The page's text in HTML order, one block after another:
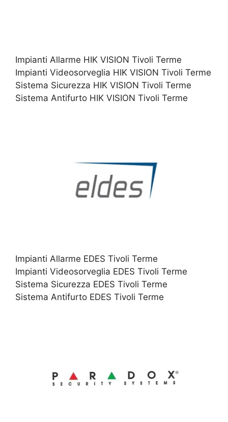
Impianti Allarme HIK VISION Tivoli Terme
Impianti Videosorveglia HIK VISION Tivoli Terme
Sistema Sicurezza HIK VISION Tivoli Terme
Sistema Antifurto HIK VISION Tivoli Terme
Impianti Allarme EDES Tivoli Terme
Impianti Videosorveglia EDES Tivoli Terme
Sistema Sicurezza EDES Tivoli Terme
Sistema Antifurto EDES Tivoli Terme